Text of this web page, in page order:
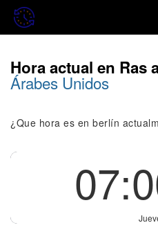
Hora actual en Ras
Árabes Unidos
¿Que hora es en berlín